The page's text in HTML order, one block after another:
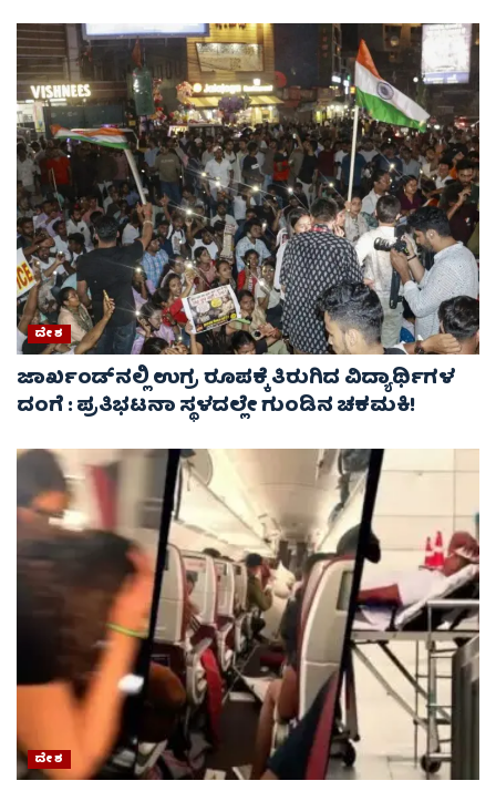
ದೇಶ
ಜಾರ್ಖಂಡ್‌ನಲ್ಲಿ ಉಗ್ರ ರೂಪಕ್ಕೆ ತಿರುಗಿದ ವಿದ್ಯಾರ್ಥಿಗಳ
ದಂಗೆ : ಪ್ರತಿಭಟನಾ ಸ್ಥಳದಲ್ಲೇ ಗುಂಡಿನ ಚಕಮಕಿ!
ದೇಶ